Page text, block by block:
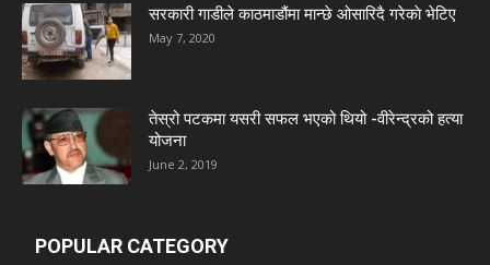
सरकारी गाडीले काठमाडौंमा मान्छे ओसारिदै गरेकाे भेटिए
May 7, 2020
तेस्रो पटकमा यसरी सफल भएको थियो -वीरेन्द्रको हत्या
योजना
June 2, 2019
POPULAR CATEGORY